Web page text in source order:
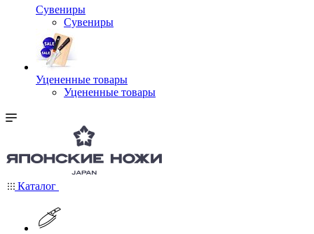
Сувениры
Сувениры
Уцененные товары
Уцененные товары
Каталог